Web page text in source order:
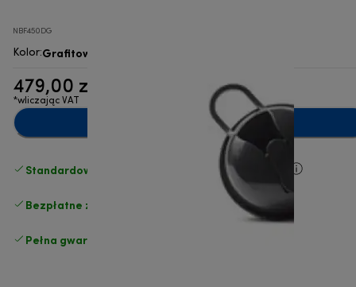
NBF450DG
Kolor:Grafitowy
479,00 zł
*wliczając VAT
Dodaj do koszyka
Standardowa bezpłatna dostawa powyżej 210 zł
Bezpłatne zwroty
Pełna gwarancja producenta